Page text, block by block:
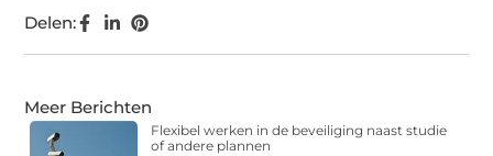
Delen:
Meer Berichten
Flexibel werken in de beveiliging naast studie
of andere plannen